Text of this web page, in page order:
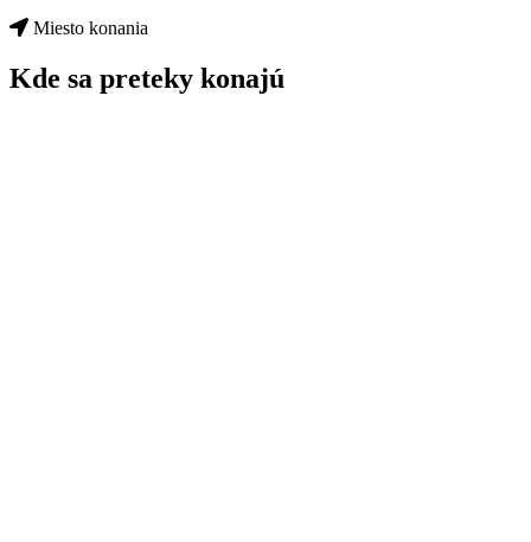
Miesto konania
Kde sa preteky konajú